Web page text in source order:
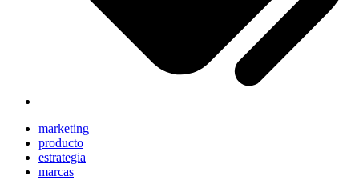
marketing
producto
estrategia
marcas